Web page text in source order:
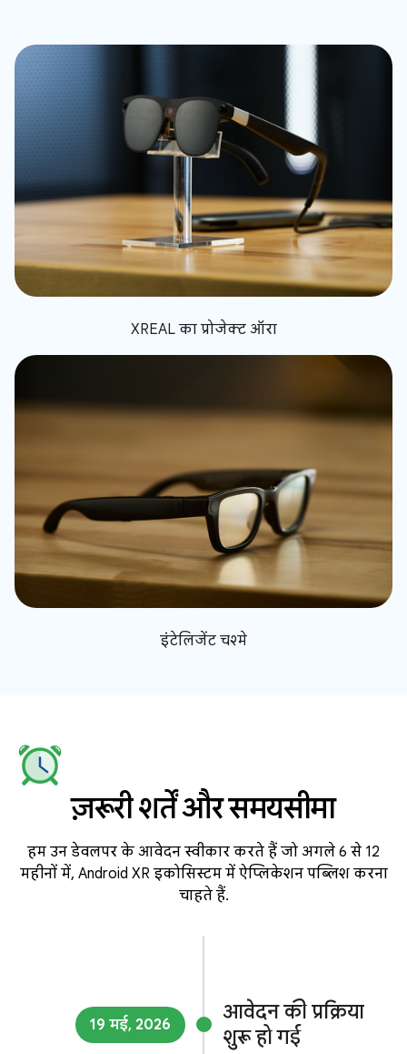
XREAL का प्रोजेक्ट ऑरा
इंटेलिजेंट चश्मे
ज़रूरी शर्तें और समयसीमा
हम उन डेवलपर के आवेदन स्वीकार करते हैं जो अगले 6 से 12
महीनों में, Android XR इकोसिस्टम में ऐप्लिकेशन पब्लिश करना
चाहते हैं.
19 मई, 2026
आवेदन की प्रक्रिया
शुरू हो गई